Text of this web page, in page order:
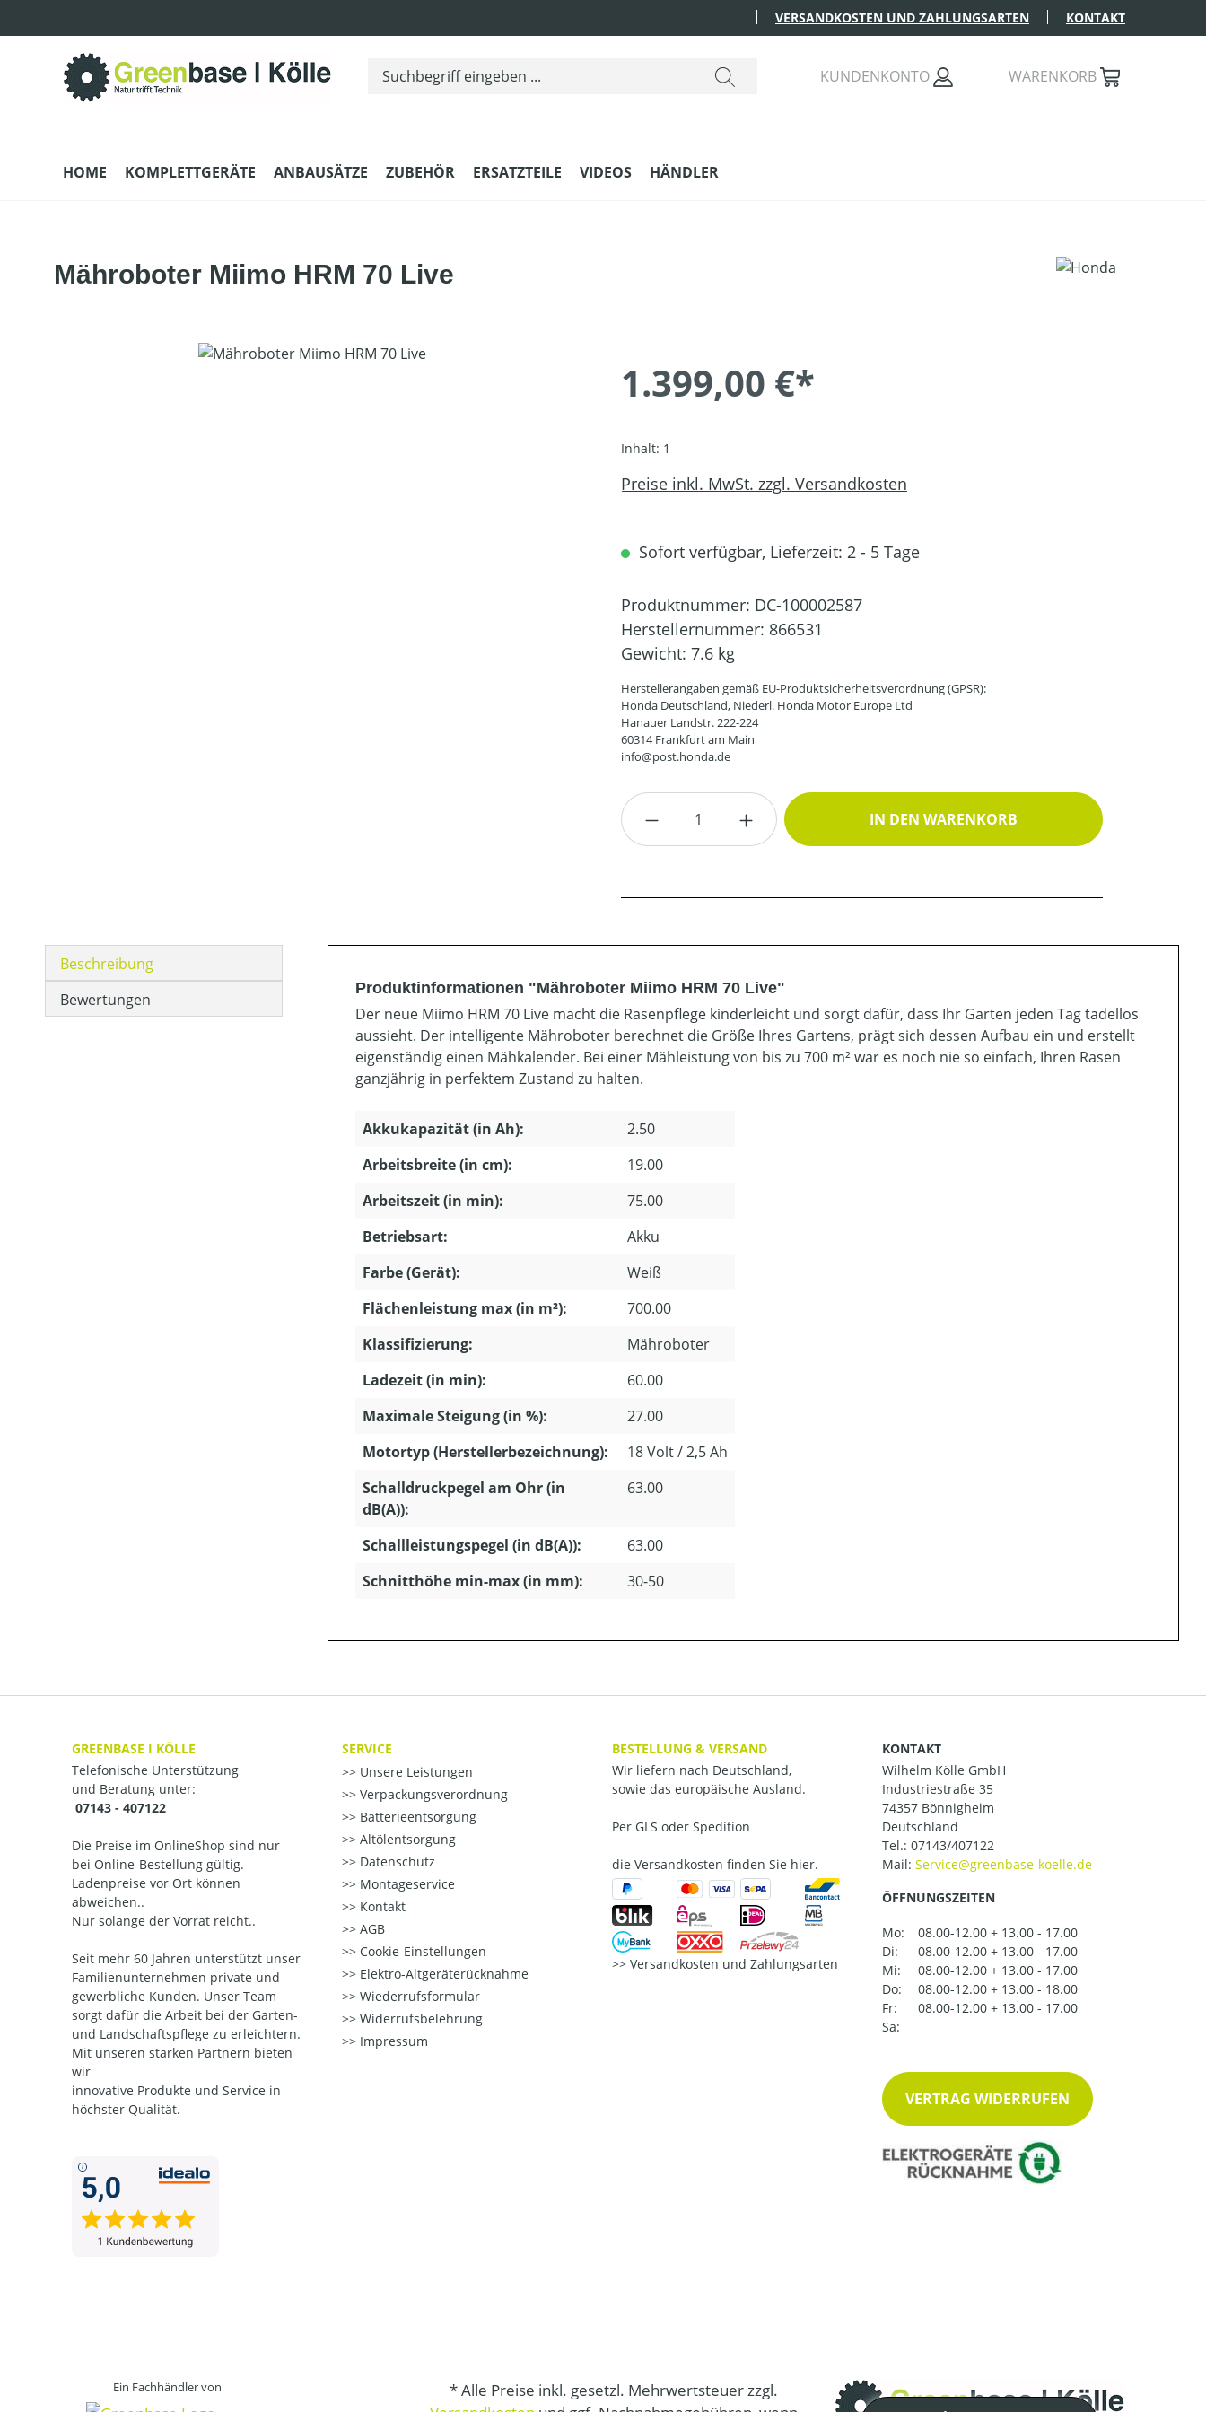
VERSANDKOSTEN UND ZAHLUNGSARTEN KONTAKT
KUNDENKONTO WARENKORB
HOME KOMPLETTGERÄTE ANBAUSÄTZE ZUBEHÖR ERSATZTEILE VIDEOS HÄNDLER
Mähroboter Miimo HRM 70 Live
Bildergalerie überspringen
1.399,00 €*
Inhalt: 1
Preise inkl. MwSt. zzgl. Versandkosten
Sofort verfügbar, Lieferzeit: 2 - 5 Tage
Produktnummer: DC-100002587
Herstellernummer: 866531
Gewicht: 7.6 kg
Herstellerangaben gemäß EU-Produktsicherheitsverordnung (GPSR):
Honda Deutschland, Niederl. Honda Motor Europe Ltd
Hanauer Landstr. 222-224
60314 Frankfurt am Main
info@post.honda.de
Produkt Anzahl: Gib den gewünschten Wert ein oder
IN DEN WARENKORB
Beschreibung
Bewertungen
Produktinformationen "Mähroboter Miimo HRM 70 Live"
Der neue Miimo HRM 70 Live macht die Rasenpflege kinderleicht und sorgt dafür, dass Ihr Garten jeden Tag tadellos
aussieht. Der intelligente Mähroboter berechnet die Größe Ihres Gartens, prägt sich dessen Aufbau ein und erstellt
eigenständig einen Mähkalender. Bei einer Mähleistung von bis zu 700 m² war es noch nie so einfach, Ihren Rasen
ganzjährig in perfektem Zustand zu halten.
Akkukapazität (in Ah):
2.50
Arbeitsbreite (in cm):
19.00
Arbeitszeit (in min):
75.00
Betriebsart:
Akku
Farbe (Gerät):
Weiß
Flächenleistung max (in m²):
700.00
Klassifizierung:
Mähroboter
Ladezeit (in min):
60.00
Maximale Steigung (in %):
27.00
Motortyp (Herstellerbezeichnung):
18 Volt / 2,5 Ah
Schalldruckpegel am Ohr (in
dB(A)):
63.00
Schallleistungspegel (in dB(A)):
63.00
Schnitthöhe min-max (in mm):
30-50
GREENBASE I KÖLLE
Telefonische Unterstützung
und Beratung unter:
07143 - 407122
Die Preise im OnlineShop sind nur
bei Online-Bestellung gültig.
Ladenpreise vor Ort können
abweichen..
Nur solange der Vorrat reicht..
Seit mehr 60 Jahren unterstützt unser
Familienunternehmen private und
gewerbliche Kunden. Unser Team
sorgt dafür die Arbeit bei der Garten-
und Landschaftspflege zu erleichtern.
Mit unseren starken Partnern bieten
wir
innovative Produkte und Service in
höchster Qualität.
SERVICE
Unsere Leistungen
Verpackungsverordnung
Batterieentsorgung
Altölentsorgung
Datenschutz
Montageservice
Kontakt
AGB
Cookie-Einstellungen
Elektro-Altgeräterücknahme
Wiederrufsformular
Widerrufsbelehrung
Impressum
BESTELLUNG & VERSAND
Wir liefern nach Deutschland,
sowie das europäische Ausland.
Per GLS oder Spedition
die Versandkosten finden Sie hier.
Versandkosten und Zahlungsarten
KONTAKT
Wilhelm Kölle GmbH
Industriestraße 35
74357 Bönnigheim
Deutschland
Tel.: 07143/407122
Mail:
ÖFFNUNGSZEITEN
Mo:
08.00-12.00 + 13.00 - 17.00
Di:
08.00-12.00 + 13.00 - 17.00
Mi:
08.00-12.00 + 13.00 - 17.00
Do:
08.00-12.00 + 13.00 - 18.00
Fr:
08.00-12.00 + 13.00 - 17.00
Sa:
VERTRAG WIDERRUFEN
Ein Fachhändler von
* Alle Preise inkl. gesetzl. Mehrwertsteuer zzgl.